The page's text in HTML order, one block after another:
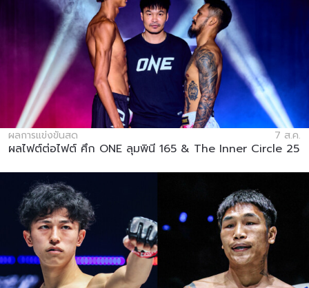
ผลการแข่งขันสด 7 ส.ค.
ผลไฟต์ต่อไฟต์ ศึก ONE ลุมพินี 165 & The Inner Circle 25